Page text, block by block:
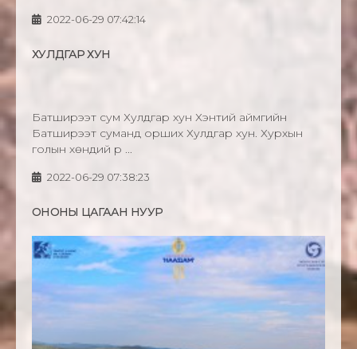
2022-06-29 07:42:14
ХУЛДГАР ХУН
Батширээт сум Хулдгар хун Хэнтий аймгийн
Батширээт суманд орших Хулдгар хун. Хурхын
голын хөндий рүү ...
2022-06-29 07:38:23
ОНОНЫ ЦАГААН НУУР